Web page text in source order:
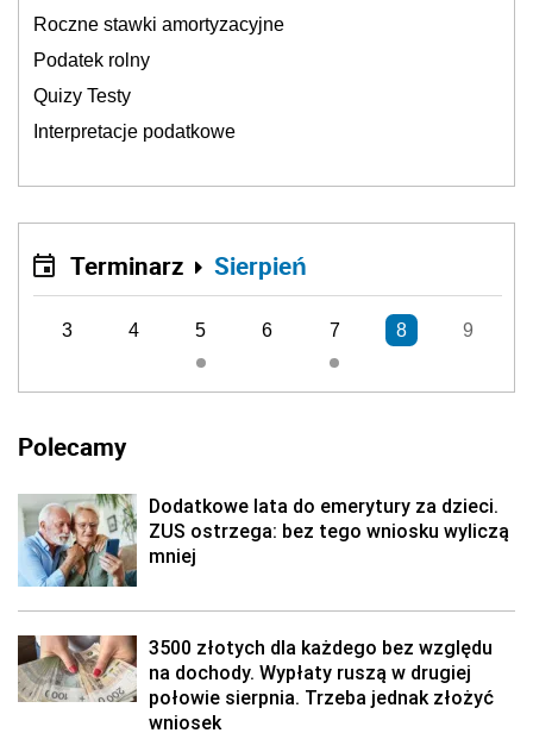
Roczne stawki amortyzacyjne
Podatek rolny
Quizy Testy
Interpretacje podatkowe
Terminarz Sierpień
3 4 5 6 7 8 9
Polecamy
Dodatkowe lata do emerytury za dzieci.
ZUS ostrzega: bez tego wniosku wyliczą
mniej
3500 złotych dla każdego bez względu
na dochody. Wypłaty ruszą w drugiej
połowie sierpnia. Trzeba jednak złożyć
wniosek